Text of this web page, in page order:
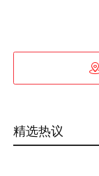
精选热议